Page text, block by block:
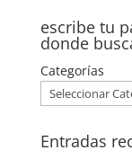
escribe tu
donde
Categorías
Entradas